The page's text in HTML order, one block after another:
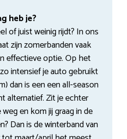
heb je?
of juist weinig rijdt? In ons
zijn zomerbanden vaak
effectieve optie. Op het
intensief je auto gebruikt
dan is een een all-season
alternatief. Zit je echter
en kom jij graag in de
Dan is de winterband van